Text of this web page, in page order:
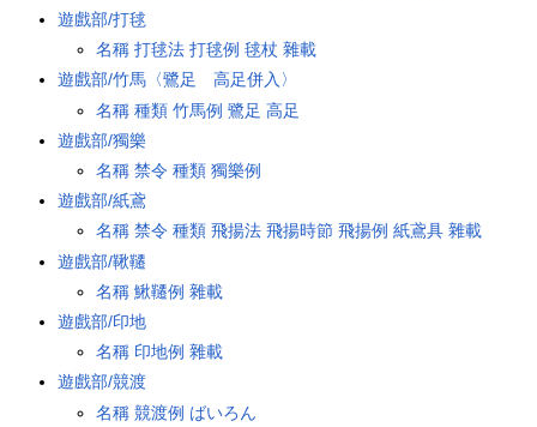
遊戲部/打毬
名稱 打毬法 打毬例 毬杖 雜載
遊戲部/竹馬〈鷺足 高足併入〉
名稱 種類 竹馬例 鷺足 高足
遊戲部/獨樂
名稱 禁令 種類 獨樂例
遊戲部/紙鳶
名稱 禁令 種類 飛揚法 飛揚時節 飛揚例 紙鳶具 雜載
遊戲部/鞦韆
名稱 鰍韆例 雜載
遊戲部/印地
名稱 印地例 雜載
遊戲部/競渡
名稱 競渡例 ばいろん